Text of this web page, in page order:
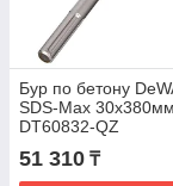
Бур по бетону
SDS-Max 30х380мм
DT60832-QZ
51 310 ₸